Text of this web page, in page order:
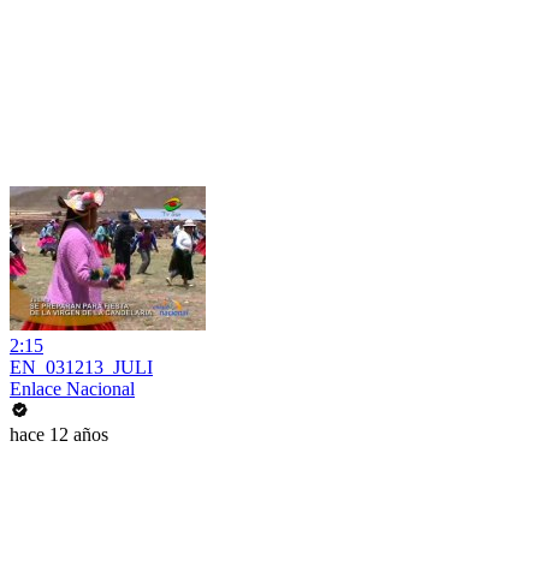
2:15
EN_031213_JULI
Enlace Nacional
hace 12 años